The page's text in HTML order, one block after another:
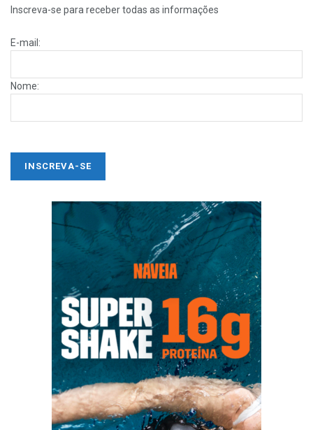
Inscreva-se para receber todas as informações
E-mail:
Nome: